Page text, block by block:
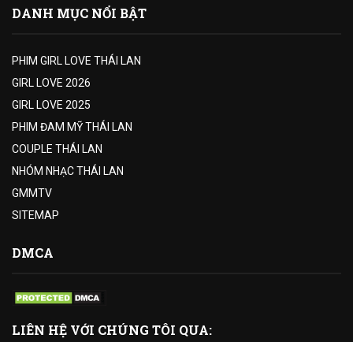
DANH MỤC NỔI BẬT
PHIM GIRL LOVE THÁI LAN
GIRL LOVE 2026
GIRL LOVE 2025
PHIM ĐAM MỸ THÁI LAN
COUPLE THÁI LAN
NHÓM NHẠC THÁI LAN
GMMTV
SITEMAP
DMCA
LIÊN HỆ VỚI CHÚNG TÔI QUA: